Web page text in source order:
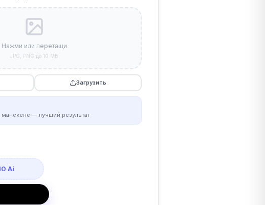
Нажми или перетащи
JPG, PNG до 10 МБ
Загрузить
— лучший результат
Ai